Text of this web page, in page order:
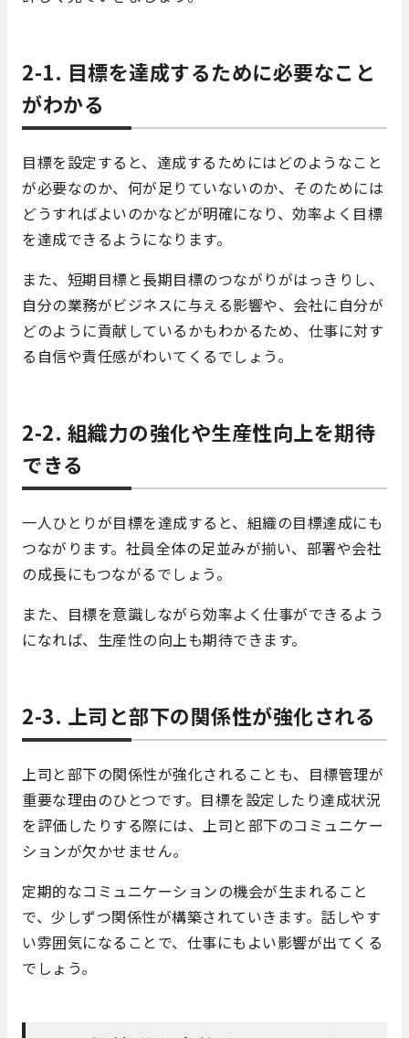
2-1. 目標を達成するために必要なこと
がわかる
目標を設定すると、達成するためにはどのようなこと
が必要なのか、何が足りていないのか、そのためには
どうすればよいのかなどが明確になり、効率よく目標
を達成できるようになります。
また、短期目標と長期目標のつながりがはっきりし、
自分の業務がビジネスに与える影響や、会社に自分が
どのように貢献しているかもわかるため、仕事に対す
る自信や責任感がわいてくるでしょう。
2-2. 組織力の強化や生産性向上を期待
できる
一人ひとりが目標を達成すると、組織の目標達成にも
つながります。社員全体の足並みが揃い、部署や会社
の成長にもつながるでしょう。
また、目標を意識しながら効率よく仕事ができるよう
になれば、生産性の向上も期待できます。
2-3. 上司と部下の関係性が強化される
上司と部下の関係性が強化されることも、目標管理が
重要な理由のひとつです。目標を設定したり達成状況
を評価したりする際には、上司と部下のコミュニケー
ションが欠かせません。
定期的なコミュニケーションの機会が生まれること
で、少しずつ関係性が構築されていきます。話しやす
い雰囲気になることで、仕事にもよい影響が出てくる
でしょう。